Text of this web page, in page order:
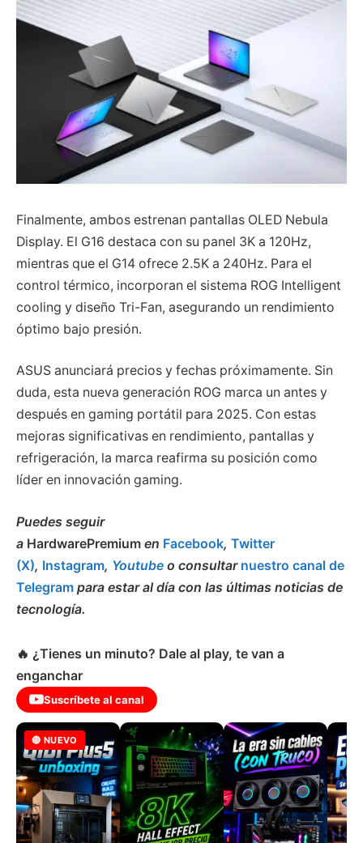
Finalmente, ambos estrenan pantallas OLED Nebula
Display. El G16 destaca con su panel 3K a 120Hz,
mientras que el G14 ofrece 2.5K a 240Hz. Para el
control térmico, incorporan el sistema ROG Intelligent
cooling y diseño Tri-Fan, asegurando un rendimiento
óptimo bajo presión.
ASUS anunciará precios y fechas próximamente. Sin
duda, esta nueva generación ROG marca un antes y
después en gaming portátil para 2025. Con estas
mejoras significativas en rendimiento, pantallas y
refrigeración, la marca reafirma su posición como
líder en innovación gaming.
Puedes seguir
a HardwarePremium en Facebook, Twitter
(X), Instagram, Youtube o consultar nuestro canal de
Telegram para estar al día con las últimas noticias de
tecnología.
🔥 ¿Tienes un minuto? Dale al play, te van a
enganchar
Suscríbete al canal
🔴 NUEVO